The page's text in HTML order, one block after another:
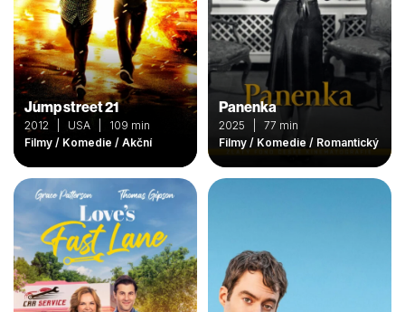
Jump street 21
2012 | USA | 109 min
Filmy / Komedie / Akční
Panenka
2025 | 77 min
Filmy / Komedie / Romantický